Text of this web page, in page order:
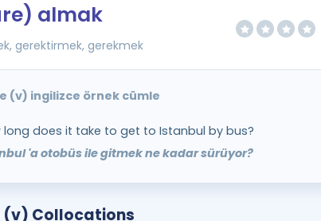
almak
gerektirmek, gerekmek
(v) ingilizce örnek cümle
long does it take to get to Istanbul by bus?
'a otobüs ile gitmek ne kadar sürüyor?
(v) Collocations